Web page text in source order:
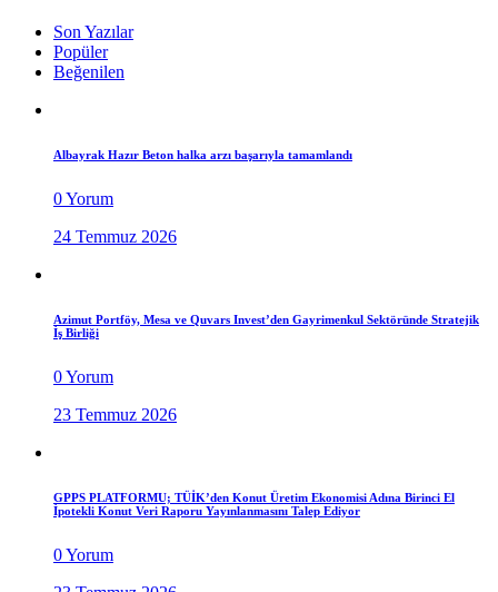
Son Yazılar
Popüler
Beğenilen
Albayrak Hazır Beton halka arzı başarıyla tamamlandı
0 Yorum
24 Temmuz 2026
Azimut Portföy, Mesa ve Quvars Invest’den Gayrimenkul Sektöründe Stratejik
İş Birliği
0 Yorum
23 Temmuz 2026
GPPS PLATFORMU; TÜİK’den Konut Üretim Ekonomisi Adına Birinci El
İpotekli Konut Veri Raporu Yayınlanmasını Talep Ediyor
0 Yorum